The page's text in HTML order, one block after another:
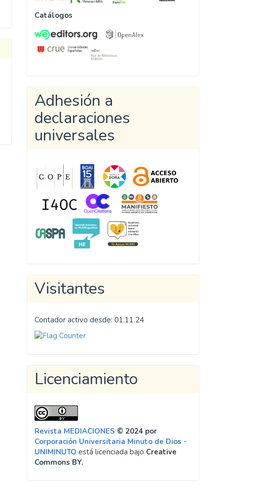
Catálogos
Adhesión a
declaraciones
universales
Visitantes
Contador activo desde: 01.11.24
Licenciamiento
Revista MEDIACIONES © 2024 por
Corporación Universitaria Minuto de Dios -
UNIMINUTO está licenciada bajo Creative
Commons BY.